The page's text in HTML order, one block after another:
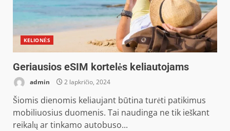
KELIONĖS
Geriausios eSIM kortelės keliautojams
admin 2 lapkričio, 2024
Šiomis dienomis keliaujant būtina turėti patikimus
mobiliuosius duomenis. Tai naudinga ne tik ieškant
reikalų ar tinkamo autobuso...